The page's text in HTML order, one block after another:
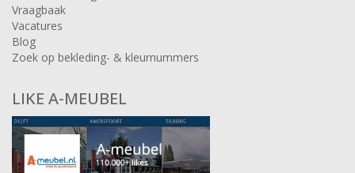
Vraagbaak
Vacatures
Blog
Zoek op bekleding- & kleurnummers
LIKE A-MEUBEL